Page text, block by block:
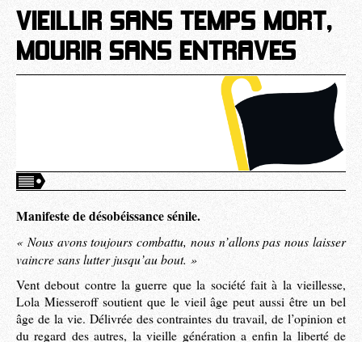
VIEILLIR SANS TEMPS MORT,
MOURIR SANS ENTRAVES
Manifeste de désobéissance sénile.
« Nous avons toujours combattu, nous n’allons pas nous laisser
vaincre sans lutter jusqu’au bout. »
Vent debout contre la guerre que la société fait à la vieillesse,
Lola Miesseroff soutient que le vieil âge peut aussi être un bel
âge de la vie. Délivrée des contraintes du travail, de l’opinion et
du regard des autres, la vieille génération a enfin la liberté de